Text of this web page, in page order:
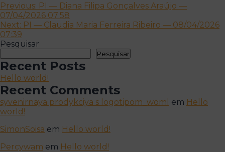
Navegação
de
artigos
Previous: PI — Diana Filipa Gonçalves Araújo —
07/04/2026 07:58
Next: PI — Claudia Maria Ferreira Ribeiro — 08/04/2026
07:39
Pesquisar
Pesquisar
Recent Posts
Hello world!
Recent Comments
syvenirnaya prodykciya s logotipom_woml em Hello
world!
SimonSoisa em Hello world!
Percywam em Hello world!